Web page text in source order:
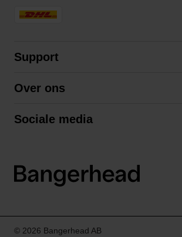
Support
Algemene voorwaarden
Over ons
Sociale media
LinkedIn
© 2026 Bangerhead AB